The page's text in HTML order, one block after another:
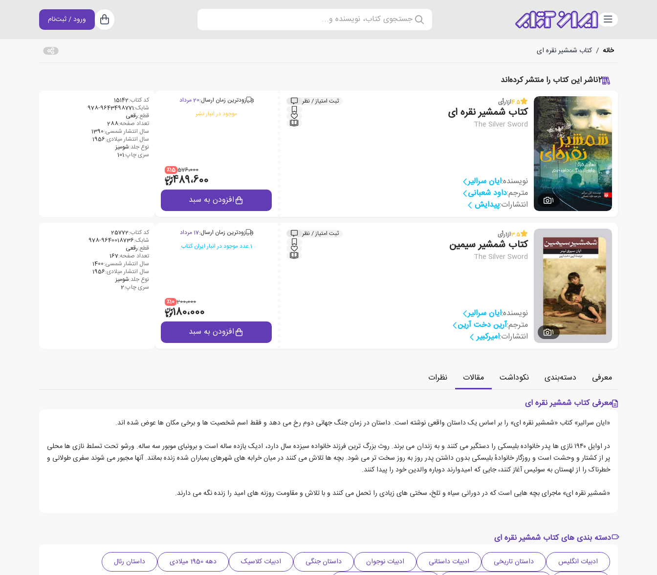
دسته‌بندی جستجوی کتاب، نویسنده و... سبد خرید
ورود / ثبت‌نام
خانه / کتاب شمشیر نقره ای
2ناشر این کتاب را منتشر کرده‌اند
1
4.5از1رأی ثبت امتیاز / نظر
کتاب شمشیر نقره ای
The Silver Sword
نویسنده:ایان سرالیر
مترجم:داود شعبانی
انتشارات:پیدایش
زودترین زمان ارسال:20 مرداد
موجود در انبار نشر
576،000 ٪15
489،600
افزودن به سبد
کد کتاب:15142
شابک:978-9643498771
قطع:رقعی
تعداد صفحه:288
سال انتشار شمسی:1390
سال انتشار میلادی:1956
نوع جلد:شومیز
سری چاپ:101
1
3.5از1رأی ثبت امتیاز / نظر
کتاب شمشیر سیمین
The Silver Sword
نویسنده:ایان سرالیر
مترجم:آرین دخت آرین
انتشارات:امیرکبیر
زودترین زمان ارسال:17 مرداد
1 عدد موجود در انبار ایران کتاب
200،000 ٪10
180،000
افزودن به سبد
کد کتاب:25772
شابک:978-9640018736
قطع:رقعی
تعداد صفحه:167
سال انتشار شمسی:1400
سال انتشار میلادی:1956
نوع جلد:شومیز
سری چاپ:2
معرفی دسته‌بندی نکوداشت مقالات
نظرات
معرفی کتاب شمشیر نقره ای
«ایان سرالیر» کتاب «شمشیر نقره ای» را بر اساس یک داستان واقعی نوشته است. داستان در زمان جنگ جهانی دوم رخ می دهد و فقط اسم شخصیت ها و برخی مکان ها عوض شده اند.
در اوایل ۱۹۴۰ نازی ها پدر خانواده بلیسکی را دستگیر می کنند و به زندان می برند. روث بزرگ ترین فرزند خانواده سیزده سال دارد، ادیک یازده ساله است و برونیای موبور سه ساله. ورشو تحت تسلط نازی ها محلی
پر از کشتار و وحشت است و روزگار خانوادهٔ بلیسکی بدون داشتن پدر روز به روز سخت تر می شود. بچه ها تلاش می کنند در میان خرابه های شهرهای بمباران شده زنده بمانند. آنها مجبور می شوند سفری طولانی و
خطرناک را از لهستان به سوئیس آغاز کنند، جایی که امیدوارند دوباره والدین خود را پیدا کنند.
«شمشیر نقره ای» ماجرای بچه هایی است که در دورانی سیاه و تلخ، سختی های زیادی را تحمل می کنند و با تلاش و مقاومت روزنه های امید را زنده نگه می دارند.
دسته بندی های کتاب شمشیر نقره ای
ادبیات انگلیس داستان تاریخی ادبیات داستانی ادبیات نوجوان داستان جنگی ادبیات کلاسیک دهه 1950 میلادی
داستان رئال